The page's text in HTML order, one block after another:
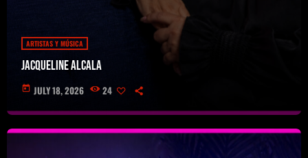
ARTISTAS Y MÚSICA
Jacqueline Alcala
today JULY 18, 2026 24